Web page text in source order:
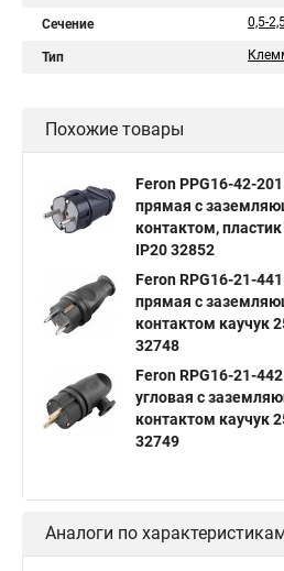
Сечение 0,5-
Тип
Похожие товары
Feron PPG16-42-
прямая с
контактом,
IP20 32852
Feron RPG16-21-
прямая с
контактом каучук
32748
Feron RPG16-21-
угловая с
контактом каучук
32749
Аналоги по